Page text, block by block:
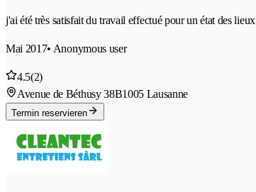
j'ai été très satisfait du travail effectué pour un état des
Mai 2017• Anonymous user
4.5(2)
Avenue de Béthusy 38B1005 Lausanne
Termin reservieren